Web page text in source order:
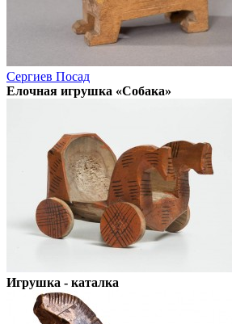
Сергиев Посад
Елочная игрушка «Собака»
Игрушка - каталка